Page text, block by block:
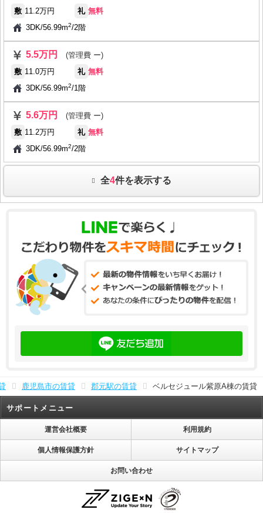
敷 11.2万円 礼 無料
3DK/56.99m2/2階
5.5万円
(管理費 ー)
敷 11.0万円 礼 無料
3DK/56.99m2/1階
5.6万円
(管理費 ー)
敷 11.2万円 礼 無料
3DK/56.99m2/2階
全4件を表示する
鹿児島市の賃貸 郡元駅の賃貸 ベルセジュール紫原A棟の賃貸
サポートメニュー
運営会社概要 利用規約
個人情報保護方針 サイトマップ
お問い合わせ